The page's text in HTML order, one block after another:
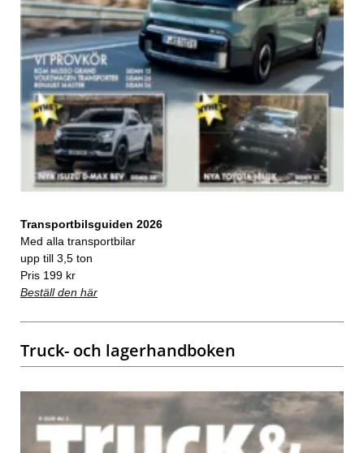
Transportbilsguiden 2026
Med alla transportbilar
upp till 3,5 ton
Pris 199 kr
Beställ den här
Truck- och lagerhandboken